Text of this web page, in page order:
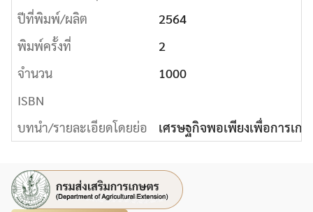
ปีที่พิมพ์/ผลิต
2564
พิมพ์ครั้งที่
2
จำนวน
1000
ISBN
บทนำ/รายละเอียดโดยย่อ
เศรษฐกิจพอเพียงเพื่อการเ